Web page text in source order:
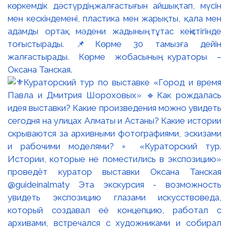
көркемдік дәстүрдің жалғастығын айшықтап, мүсін
мен кескіндемені, пластика мен жарықты, қала мен
адамды ортақ мәдени жадының тұтас кеңістігінде
тоғыстырады. 📌Көрме 30 тамызға дейін
жалғастырады. Көрме жобасының кураторы –
Оксана Танская.